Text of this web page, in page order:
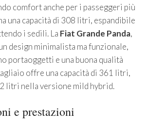
comfort anche per i passeggeri più
una capacità di 308 litri, espandibile
i sedili. La Fiat Grande Panda,
design minimalista ma funzionale,
portaoggetti e una buona qualità
offre una capacità di 361 litri,
litri nella versione mild hybrid.
e prestazioni